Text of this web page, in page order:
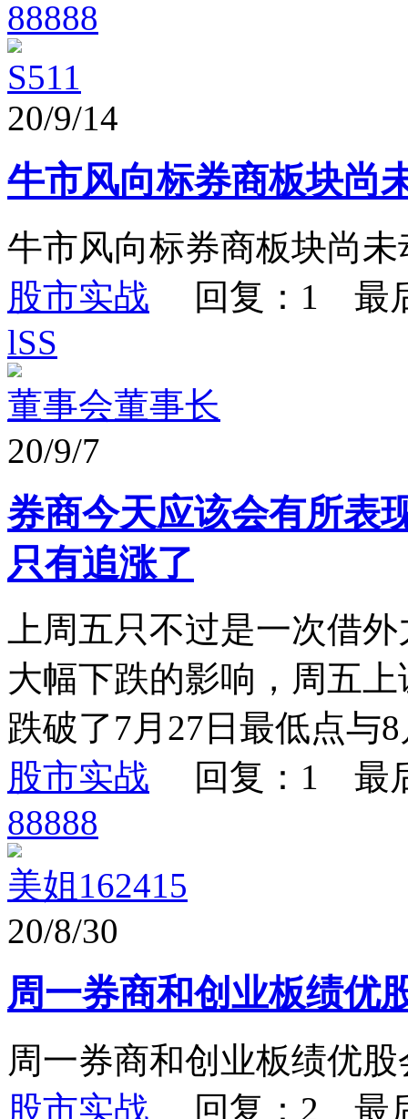
88888
S511
20/9/14
牛市风向标券商板块尚
牛市风向标券商板块尚未
股市实战 回复：1 最
lSS
董事会董事长
20/9/7
券商今天应该会有所表
只有追涨了
上周五只不过是一次借
大幅下跌的影响，周五
跌破了7月27日最低点与
股市实战 回复：1 最
88888
美姐162415
20/8/30
周一券商和创业板绩优
周一券商和创业板绩优
股市实战 回复：2 最